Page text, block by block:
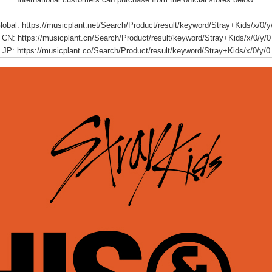
https://musicplant.net/Search/Product/result/keyword/Stray+Kids/x/0/
CN: https://musicplant.cn/Search/Product/result/keyword/Stray+Kids/x/0/y/0
JP: https://musicplant.co/Search/Product/result/keyword/Stray+Kids/x/0/y/0